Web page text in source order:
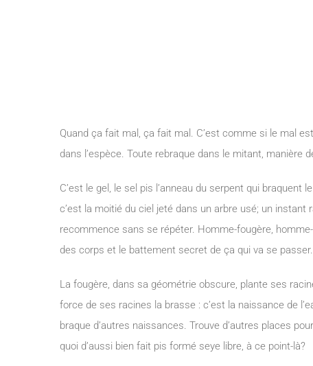
Quand ça fait mal, ça fait mal. C’est comme si le mal
dans l’espèce. Toute rebraque dans le mitant, manière
C’est le gel, le sel pis l’anneau du serpent qui
c’est la moitié du ciel jeté dans un arbre usé; un instant
recommence sans se répéter. Homme-fougère,
des corps et le battement secret de ça qui va se passer.
La fougère, dans sa géométrie obscure, plante ses
force de ses racines la brasse : c’est la naissance de
braque d’autres naissances. Trouve d’autres places
quoi d’aussi bien fait pis formé seye libre, à ce point-là?